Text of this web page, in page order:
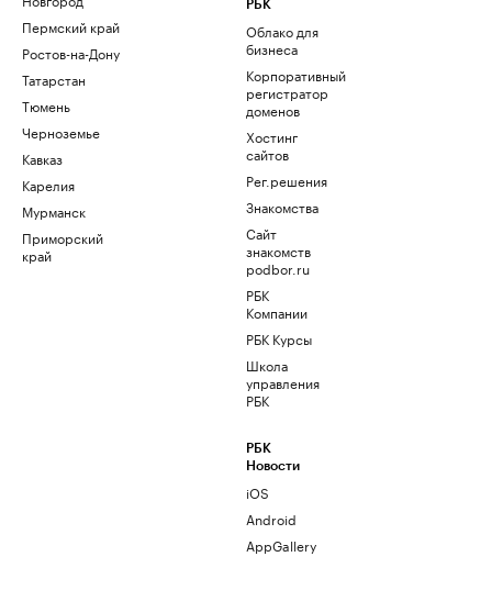
Пермский край
Ростов-на-Дону
Татарстан
Тюмень
Черноземье
Кавказ
Карелия
Мурманск
Приморский
край
РБК
Облако для
бизнеса
Корпоративный
регистратор
доменов
Хостинг
сайтов
Рег.решения
Знакомства
Сайт
знакомств
podbor.ru
РБК
Компании
РБК Курсы
Школа
управления
РБК
РБК
Новости
iOS
Android
AppGallery